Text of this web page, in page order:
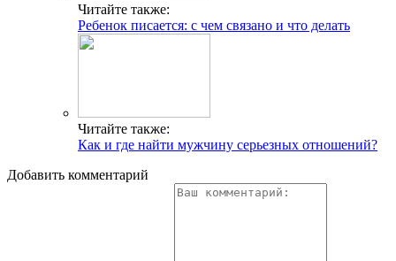
Читайте также:
Ребенок писается: с чем связано и что делать
Читайте также:
Как и где найти мужчину серьезных отношений?
Добавить комментарий